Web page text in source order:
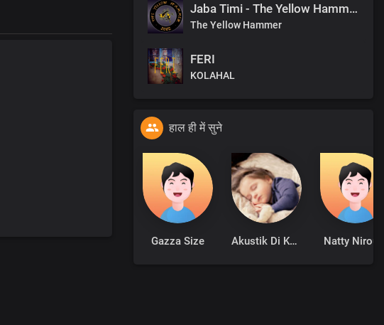
Jaba Timi - The Yellow Hammer - Studio Version
The Yellow Hammer
FERI
KOLAHAL
हाल ही में सुने
Gazza Size Akustik Di Kamar Natty